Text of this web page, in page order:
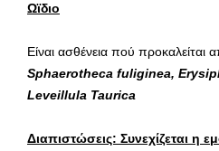
Ωϊδιο
Είναι ασθένεια πού προκαλείται
Sphaerotheca fuliginea,
Leveillula Taurica
Διαπιστώσεις: Συνεχίζεται η